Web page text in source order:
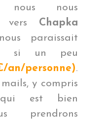
nous nous
vers Chapka
paraissait
si un peu
an/personne).
y compris
qui est bien
prendrons